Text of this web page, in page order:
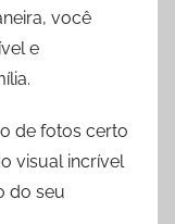
você
e
de fotos certo
visual incrível
do seu